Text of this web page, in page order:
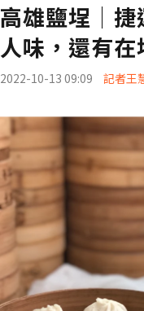
高雄鹽埕│捷
人味，還有在
2022-10-13 09:09 記者王